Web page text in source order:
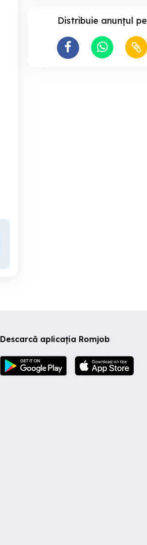
Distribuie anunțul pe
Descarcă aplicația Romjob